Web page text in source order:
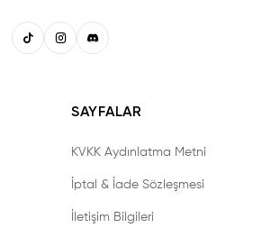
SAYFALAR
KVKK Aydınlatma Metni
İptal & İade Sözleşmesi
İletişim Bilgileri